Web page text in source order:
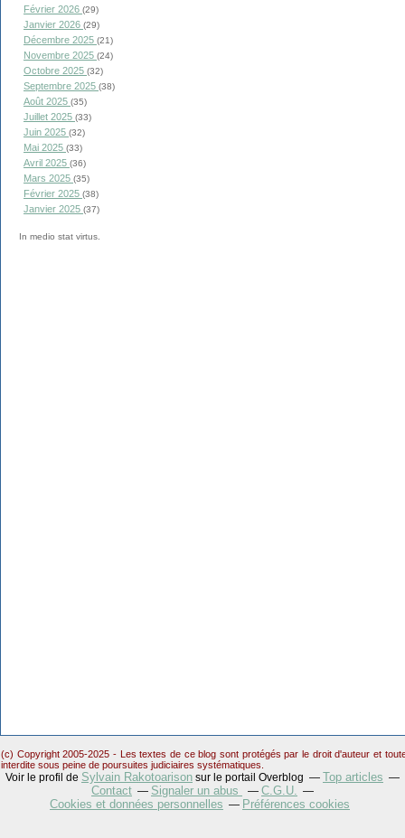
Février 2026 (29)
Janvier 2026 (29)
Décembre 2025 (21)
Novembre 2025 (24)
Octobre 2025 (32)
Septembre 2025 (38)
Août 2025 (35)
Juillet 2025 (33)
Juin 2025 (32)
Mai 2025 (33)
Avril 2025 (36)
Mars 2025 (35)
Février 2025 (38)
Janvier 2025 (37)
In medio stat virtus.
(c) Copyright 2005-2025 - Les textes de ce blog sont protégés par le droit d'auteur et
interdite sous peine de poursuites judiciaires systématiques.
Voir le profil de Sylvain Rakotoarison sur le portail Overblog
Top articles
Contact
Signaler un abus
C.G.U.
Cookies et données personnelles
Préférences cookies